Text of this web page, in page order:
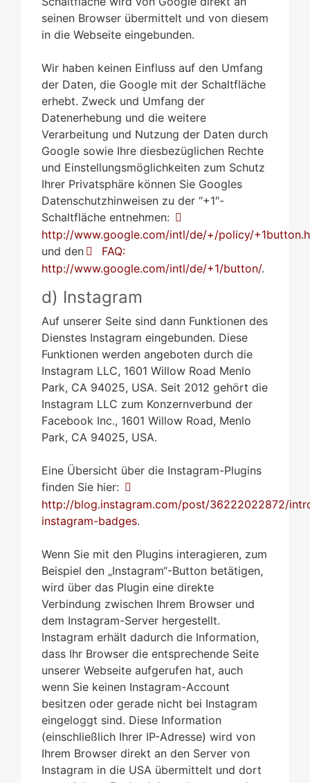
seinen Browser übermittelt und von diesem
in die Webseite eingebunden.
Wir haben keinen Einfluss auf den Umfang
der Daten, die Google mit der Schaltfläche
erhebt. Zweck und Umfang der
Datenerhebung und die weitere
Verarbeitung und Nutzung der Daten durch
Google sowie Ihre diesbezüglichen Rechte
und Einstellungsmöglichkeiten zum Schutz
Ihrer Privatsphäre können Sie Googles
Datenschutzhinweisen zu der “+1″-
Schaltfläche entnehmen:
http://www.google.com/intl/de/+/policy/
und den
FAQ:
http://www.google.com/intl/de/+1/button/.
d) Instagram
Auf unserer Seite sind dann Funktionen des
Dienstes Instagram eingebunden. Diese
Funktionen werden angeboten durch die
Instagram LLC, 1601 Willow Road Menlo
Park, CA 94025, USA. Seit 2012 gehört die
Instagram LLC zum Konzernverbund der
Facebook Inc., 1601 Willow Road, Menlo
Park, CA 94025, USA.
Eine Übersicht über die Instagram-Plugins
finden Sie hier:
http://blog.instagram.com/post/36222022872/
instagram-badges.
Wenn Sie mit den Plugins interagieren, zum
Beispiel den „Instagram“-Button betätigen,
wird über das Plugin eine direkte
Verbindung zwischen Ihrem Browser und
dem Instagram-Server hergestellt.
Instagram erhält dadurch die Information,
dass Ihr Browser die entsprechende Seite
unserer Webseite aufgerufen hat, auch
wenn Sie keinen Instagram-Account
besitzen oder gerade nicht bei Instagram
eingeloggt sind. Diese Information
(einschließlich Ihrer IP-Adresse) wird von
Ihrem Browser direkt an den Server von
Instagram in die USA übermittelt und dort